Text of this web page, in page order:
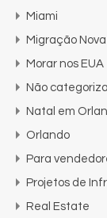
Miami
Migração
Morar nos EUA
Não
Natal em
Orlando
Para
Projetos de
Real Estate